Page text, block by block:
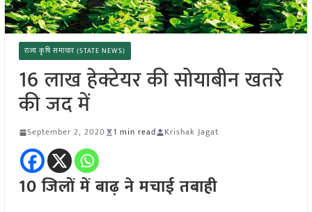
राज्य कृषि समाचार (STATE NEWS)
16 लाख हेक्टेयर की सोयाबीन खतरे
की जद में
September 2, 2020 1 min read Krishak Jagat
10 जिलों में बाढ़ ने मचाई तबाही